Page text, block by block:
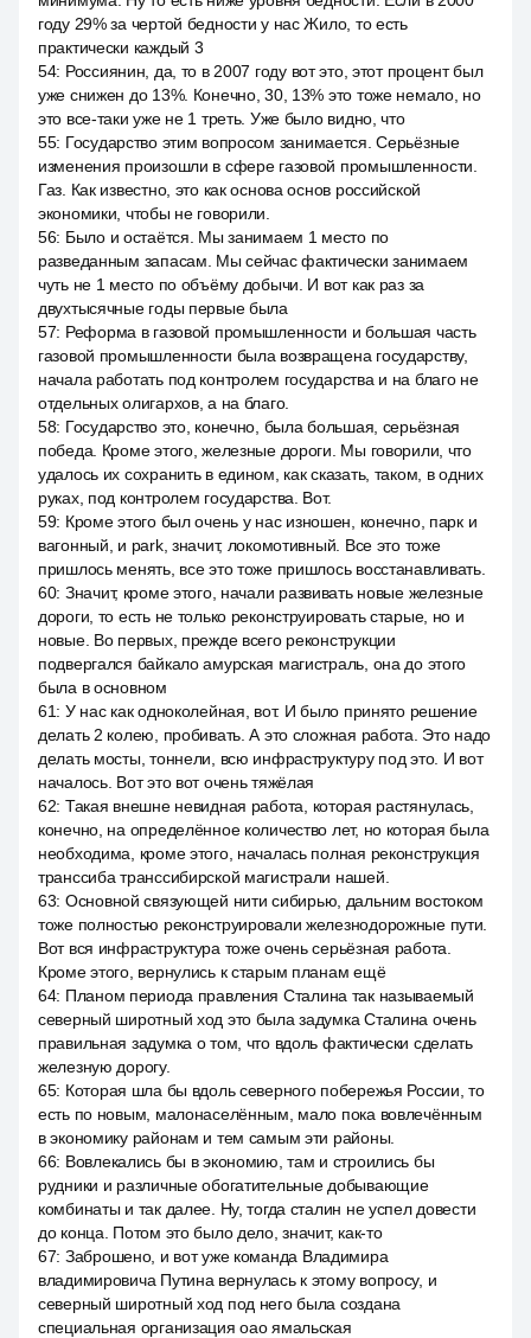
году 29% за чертой бедности у нас Жило, то есть
практически каждый 3
54: Россиянин, да, то в 2007 году вот это, этот процент был
уже снижен до 13%. Конечно, 30, 13% это тоже немало, но
это все-таки уже не 1 треть. Уже было видно, что
55: Государство этим вопросом занимается. Серьёзные
изменения произошли в сфере газовой промышленности.
Газ. Как известно, это как основа основ российской
экономики, чтобы не говорили.
56: Было и остаётся. Мы занимаем 1 место по
разведанным запасам. Мы сейчас фактически занимаем
чуть не 1 место по объёму добычи. И вот как раз за
двухтысячные годы первые была
57: Реформа в газовой промышленности и большая часть
газовой промышленности была возвращена государству,
начала работать под контролем государства и на благо не
отдельных олигархов, а на благо.
58: Государство это, конечно, была большая, серьёзная
победа. Кроме этого, железные дороги. Мы говорили, что
удалось их сохранить в едином, как сказать, таком, в одних
руках, под контролем государства. Вот.
59: Кроме этого был очень у нас изношен, конечно, парк и
вагонный, и park, значит, локомотивный. Все это тоже
пришлось менять, все это тоже пришлось восстанавливать.
60: Значит, кроме этого, начали развивать новые железные
дороги, то есть не только реконструировать старые, но и
новые. Во первых, прежде всего реконструкции
подвергался байкало амурская магистраль, она до этого
была в основном
61: У нас как одноколейная, вот. И было принято решение
делать 2 колею, пробивать. А это сложная работа. Это надо
делать мосты, тоннели, всю инфраструктуру под это. И вот
началось. Вот это вот очень тяжёлая
62: Такая внешне невидная работа, которая растянулась,
конечно, на определённое количество лет, но которая была
необходима, кроме этого, началась полная реконструкция
транссиба транссибирской магистрали нашей.
63: Основной связующей нити сибирью, дальним востоком
тоже полностью реконструировали железнодорожные пути.
Вот вся инфраструктура тоже очень серьёзная работа.
Кроме этого, вернулись к старым планам ещё
64: Планом периода правления Сталина так называемый
северный широтный ход это была задумка Сталина очень
правильная задумка о том, что вдоль фактически сделать
железную дорогу.
65: Которая шла бы вдоль северного побережья России, то
есть по новым, малонаселённым, мало пока вовлечённым
в экономику районам и тем самым эти районы.
66: Вовлекались бы в экономию, там и строились бы
рудники и различные обогатительные добывающие
комбинаты и так далее. Ну, тогда сталин не успел довести
до конца. Потом это было дело, значит, как-то
67: Заброшено, и вот уже команда Владимира
владимировича Путина вернулась к этому вопросу, и
северный широтный ход под него была создана
специальная организация оао ямальская